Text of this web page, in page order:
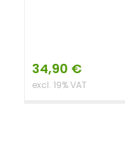
34,90 €
excl. 19% VAT